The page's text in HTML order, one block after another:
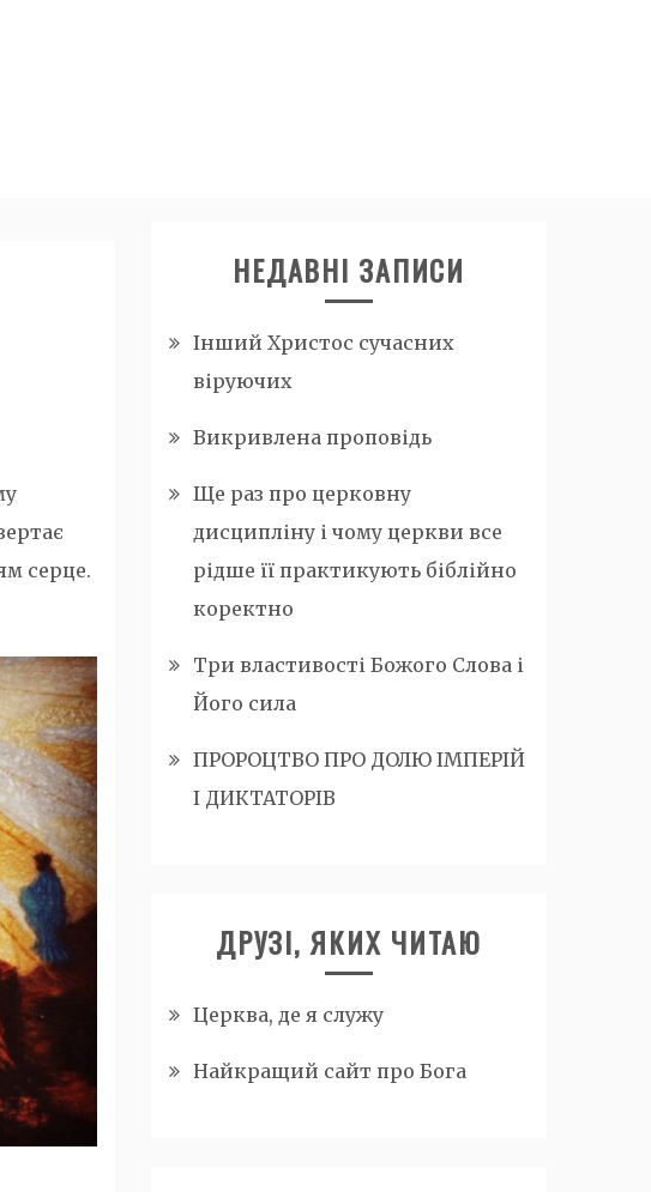
серце.
НЕДАВНІ ЗАПИСИ
Інший Христос сучасних
віруючих
Викривлена проповідь
Ще раз про церковну
дисципліну і чому церкви все
рідше її практикують біблійно
коректно
Три властивості Божого Слова і
Його сила
ПРОРОЦТВО ПРО ДОЛЮ ІМПЕРІЙ
І ДИКТАТОРІВ
ДРУЗІ, ЯКИХ ЧИТАЮ
Церква, де я служу
Найкращий сайт про Бога